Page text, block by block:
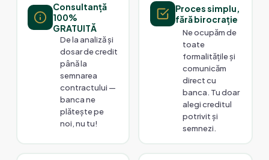
Consultanță
100%
GRATUITĂ
De la analiză și
dosar de credit
până la
semnarea
contractului —
banca ne
plătește pe
noi, nu tu!
Proces simplu,
fără birocrație
Ne ocupăm de
toate
formalitățile și
comunicăm
direct cu
banca. Tu doar
alegi creditul
potrivit și
semnezi.